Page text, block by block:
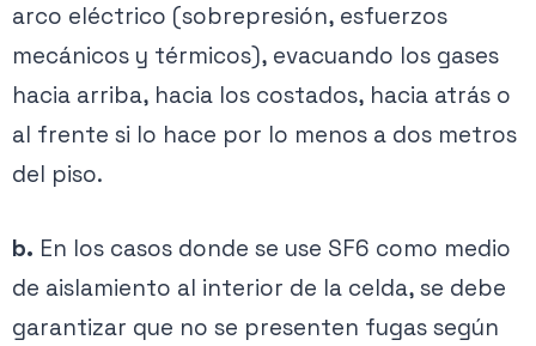
arco eléctrico (sobrepresión, esfuerzos
mecánicos y térmicos), evacuando los gases
hacia arriba, hacia los costados, hacia atrás o
al frente si lo hace por lo menos a dos metros
del piso.
b. En los casos donde se use SF6 como medio
de aislamiento al interior de la celda, se debe
garantizar que no se presenten fugas según